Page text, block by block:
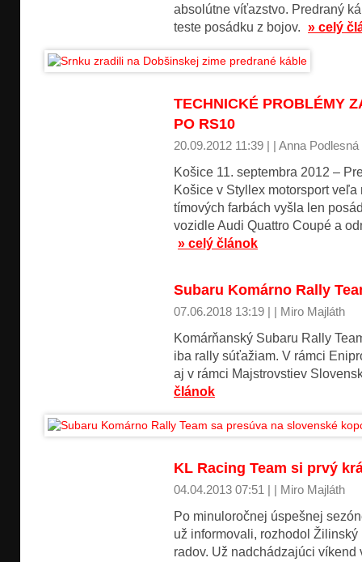
absolútne víťazstvo. Predraný
teste posádku z bojov. » celý
TECHNICKÉ PROBLÉMY
PO RS10
20.09.2012 11:39 | | Anna Podlesná
Košice 11. septembra 2012 –
Košice v Styllex motorsport
tímových farbách vyšla len
vozidle Audi Quattro Coupé a
» celý článok
Subaru Komárno Rally
07.06.2018 13:19 | | Miro Majláth
Komárňanský Subaru Rally
iba rally súťažiam. V rámci
aj v rámci Majstrovstiev
článok
KL Racing Team si prvý
04.04.2013 07:51 | | Miro Majláth
Po minuloročnej úspešnej
už informovali, rozhodol
radov. Už nadchádzajúci